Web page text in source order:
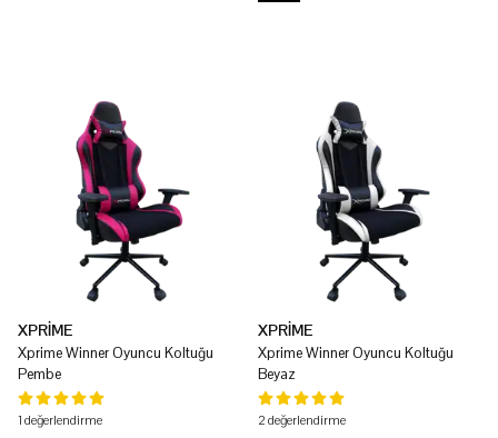
XPRİME
Xprime Winner Oyuncu Koltuğu
Pembe
1 değerlendirme
XPRİME
Xprime Winner Oyuncu Koltuğu
Beyaz
2 değerlendirme